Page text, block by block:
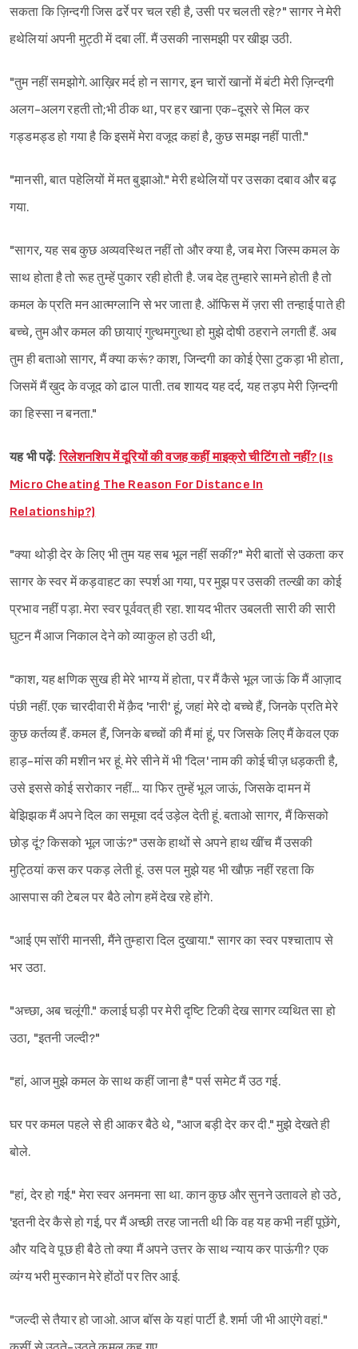
सकता कि ज़िन्दगी जिस ढर्रे पर चल रही है, उसी पर चलती रहे?" सागर ने मेरी
हथेलियां अपनी मुट्ठी में दबा लीं. मैं उसकी नासमझी पर खीझ उठी.
"तुम नहीं समझोगे. आख़िर मर्द हो न सागर, इन चारों खानों में बंटी मेरी ज़िन्दगी
अलग-अलग रहती तो;भी ठीक था, पर हर खाना एक-दूसरे से मिल कर
गड्डमड्ड हो गया है कि इसमें मेरा वजूद कहां है, कुछ समझ नहीं पाती."
"मानसी, बात पहेलियों में मत बुझाओ." मेरी हथेलियों पर उसका दबाव और बढ़
गया.
"सागर, यह सब कुछ अव्यवस्थित नहीं तो और क्या है, जब मेरा जिस्म कमल के
साथ होता है तो रूह तुम्हें पुकार रही होती है. जब देह तुम्हारे सामने होती है तो
कमल के प्रति मन आत्मग्लानि से भर जाता है. ऑफिस में ज़रा सी तन्हाई पाते ही
बच्चे, तुम और कमल की छायाएं गुत्थमगुत्था हो मुझे दोषी ठहराने लगती हैं. अब
तुम ही बताओ सागर, मैं क्या करूं? काश, जिन्दगी का कोई ऐसा टुकड़ा भी होता,
जिसमें मैं ख़ुद के वजूद को ढाल पाती. तब शायद यह दर्द, यह तड़प मेरी ज़िन्दगी
का हिस्सा न बनता."
यह भी पढ़ें:रिलेशनशिप में दूरियों की वजह कहीं माइक्रो चीटिंग तो नहीं? (Is
Micro Cheating The Reason For Distance In
Relationship?)
"क्या थोड़ी देर के लिए भी तुम यह सब भूल नहीं सकीं?" मेरी बातों से उकता कर
सागर के स्वर में कड़वाहट का स्पर्श आ गया, पर मुझ पर उसकी तल्खी का कोई
प्रभाव नहीं पड़ा. मेरा स्वर पूर्ववत् ही रहा. शायद भीतर उबलती सारी की सारी
घुटन मैं आज निकाल देने को व्याकुल हो उठी थी,
"काश, यह क्षणिक सुख ही मेरे भाग्य में होता, पर मैं कैसे भूल जाऊं कि मैं आज़ाद
पंछी नहीं. एक चारदीवारी में क़ैद 'नारी' हूं, जहां मेरे दो बच्चे हैं, जिनके प्रति मेरे
कुछ कर्तव्य हैं. कमल हैं, जिनके बच्चों की मैं मां हूं, पर जिसके लिए मैं केवल एक
हाड़-मांस की मशीन भर हूं. मेरे सीने में भी 'दिल' नाम की कोई चीज़ धड़कती है,
उसे इससे कोई सरोकार नहीं... या फिर तुम्हें भूल जाऊं, जिसके दामन में
बेझिझक मैं अपने दिल का समूचा दर्द उड़ेल देती हूं. बताओ सागर, मैं किसको
छोड़ दूं? किसको भूल जाऊं?" उसके हाथों से अपने हाथ खींच मैं उसकी
मुट्ठियां कस कर पकड़ लेती हूं. उस पल मुझे यह भी खौफ़ नहीं रहता कि
आसपास की टेबल पर बैठे लोग हमें देख रहे होंगे.
"आई एम सॉरी मानसी, मैंने तुम्हारा दिल दुखाया." सागर का स्वर पश्चाताप से
भर उठा.
"अच्छा, अब चलूंगी." कलाई घड़ी पर मेरी दृष्टि टिकी देख सागर व्यथित सा हो
उठा, "इतनी जल्दी?"
"हां, आज मुझे कमल के साथ कहीं जाना है" पर्स समेट मैं उठ गई.
घर पर कमल पहले से ही आकर बैठे थे, "आज बड़ी देर कर दी." मुझे देखते ही
बोले.
"हां, देर हो गई." मेरा स्वर अनमना सा था. कान कुछ और सुनने उतावले हो उठे,
'इतनी देर कैसे हो गई, पर मैं अच्छी तरह जानती थी कि वह यह कभी नहीं पूछेंगे,
और यदि वे पूछ ही बैठे तो क्या मैं अपने उत्तर के साथ न्याय कर पाऊंगी? एक
व्यंग्य भरी मुस्कान मेरे होंठों पर तिर आई.
"जल्दी से तैयार हो जाओ. आज बॉस के यहां पार्टी है. शर्मा जी भी आएंगे वहां."